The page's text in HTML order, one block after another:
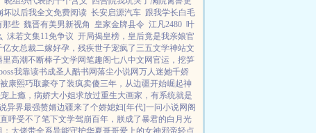
坏以后我全文免费阅读 长安启源汽车 跟我学长白毛
那些 魏晋有美男新视角 皇家金牌县令 江凡2480 叶
沫若文集11免争议 开局揭皇榜，皇后竟是我亲娘官
亿女总裁二嫁好孕，残疾世子宠疯了 三五文学神站文
里高潮不断棒子文学网笔趣阁七八中文网官运，挖笋
我靠读书成圣人酷书网落尘小说网万人迷她千娇
康熙巧取豪夺了装疯卖傻三年，从边疆开始崛起神
上瘾，病娇大小姐求放过重生大画家，有系统就是
异界最强赘婿边疆来了个娇媳妇[年代]一问小说网 阁
呼受不了笔下文学驾崩百年，朕成了暴君的白月光
：大佬带全系异能守护华夏哥哥爱上的女神邪帝轻点